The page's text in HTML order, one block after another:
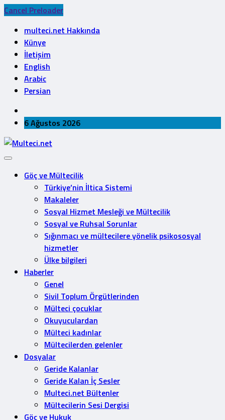
Cancel Preloader
multeci.net Hakkında
Künye
İletişim
English
Arabic
Persian
6 Ağustos 2026
Göç ve Mültecilik
Türkiye’nin İltica Sistemi
Makaleler
Sosyal Hizmet Mesleği ve Mültecilik
Sosyal ve Ruhsal Sorunlar
Sığınmacı ve mültecilere yönelik psikososyal
hizmetler
Ülke bilgileri
Haberler
Genel
Sivil Toplum Örgütlerinden
Mülteci çocuklar
Okuyuculardan
Mülteci kadınlar
Mültecilerden gelenler
Dosyalar
Geride Kalanlar
Geride Kalan İç Sesler
Multeci.net Bültenler
Mültecilerin Sesi Dergisi
Göç ve Hukuk